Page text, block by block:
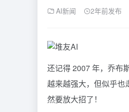
AI新闻 2年前发布
还记得 2007 年，乔布
越来越强大，但似乎也
然要放大招了！